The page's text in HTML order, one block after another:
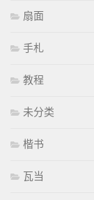
扇面
手札
教程
未分类
楷书
瓦当